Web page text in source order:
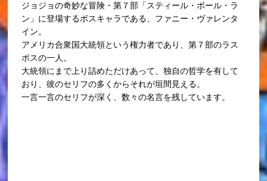
ジョジョの奇妙な冒険・第７部「スティール・ボール・ラ
ン」に登場するボスキャラである、ファニー・ヴァレンタ
イン。
アメリカ合衆国大統領という権力者であり、第７部のラス
ボスの一人。
大統領にまで上り詰めただけあって、独自の哲学を有して
おり、彼のセリフの多くからそれが垣間見える。
一言一言のセリフが深く、数々の名言を残しています。